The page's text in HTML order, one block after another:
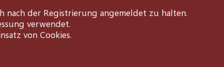
nach der Registrierung angemeldet zu halten.
verwendet.
von Cookies.